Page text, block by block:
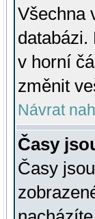
Všechna
v horní
změnit
Návrat
Časy
Časy